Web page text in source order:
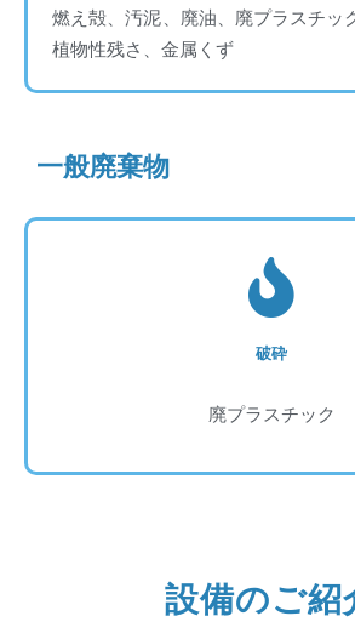
燃え殻、汚泥、廃油、廃プラスチッ
植物性残さ、金属くず
一般廃棄物
破砕
廃プラスチック
設備のご紹